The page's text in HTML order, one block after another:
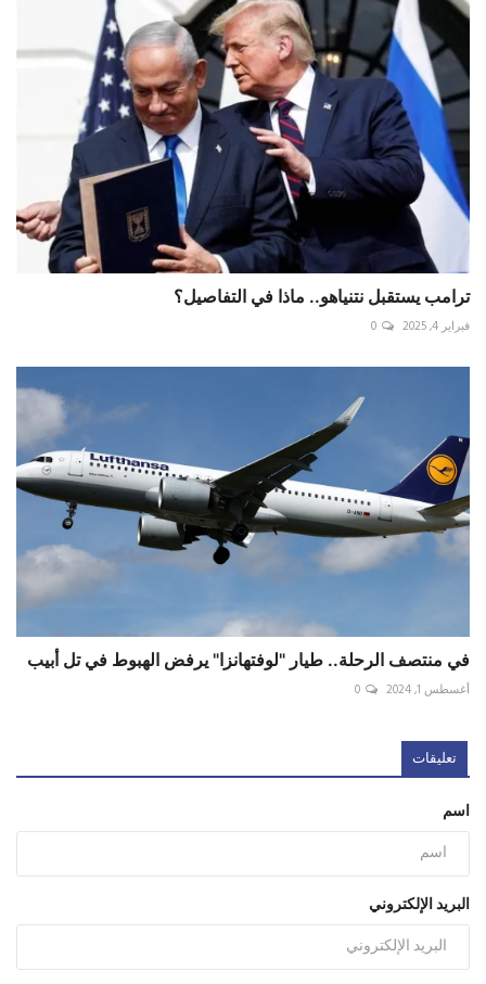
ترامب يستقبل نتنياهو.. ماذا في التفاصيل؟
فبراير 4, 2025 0
في منتصف الرحلة.. طيار "لوفتهانزا" يرفض الهبوط في تل أبيب
أغسطس 1, 2024 0
تعليقات
اسم
البريد الإلكتروني